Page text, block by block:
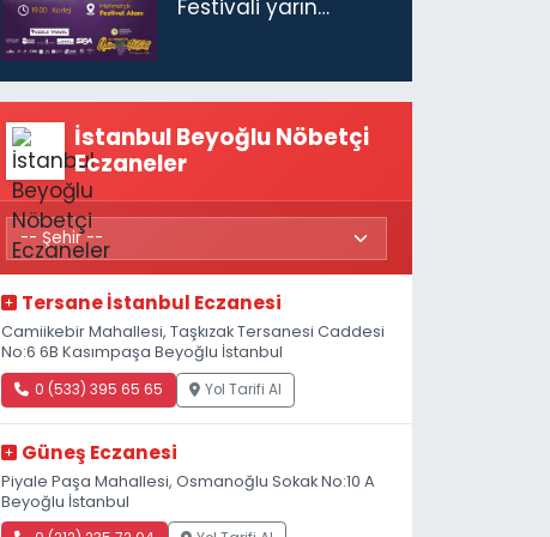
Festivali yarın
İstanbul Beyoğlu Nöbetçi
Eczaneler
Tersane İstanbul Eczanesi
Camiikebir Mahallesi, Taşkızak Tersanesi Caddesi
No:6 6B Kasımpaşa Beyoğlu İstanbul
0 (533) 395 65 65 Yol Tarifi Al
Güneş Eczanesi
Piyale Paşa Mahallesi, Osmanoğlu Sokak No:10 A
Beyoğlu İstanbul